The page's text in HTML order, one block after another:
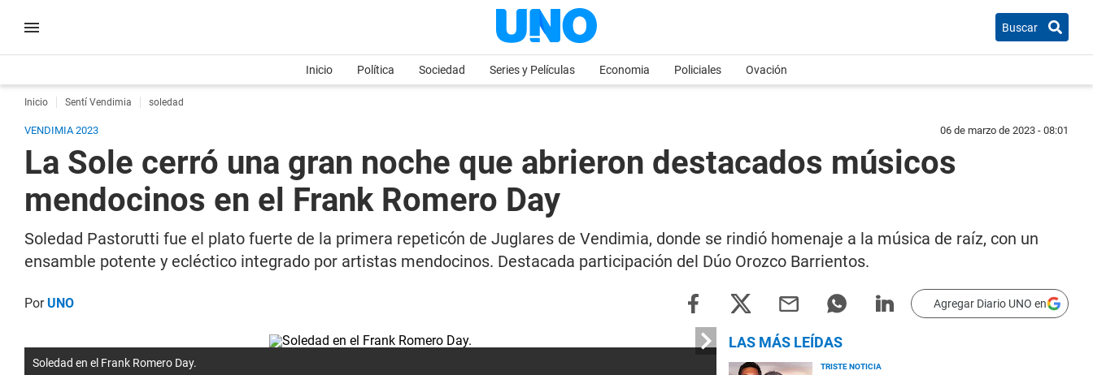
Buscar
Inicio Política Sociedad Series y Películas Economia Policiales Ovación
Inicio Sentí Vendimia soledad
VENDIMIA 2023 06 de marzo de 2023 - 08:01
La Sole cerró una gran noche que abrieron destacados músicos
mendocinos en el Frank Romero Day
Soledad Pastorutti fue el plato fuerte de la primera repeticón de Juglares de Vendimia, donde se rindió homenaje a la música de raíz, con un
ensamble potente y ecléctico integrado por artistas mendocinos. Destacada participación del Dúo Orozco Barrientos.
PorUNO Agregar Diario UNO en
Soledad en el Frank Romero Day.
LAS MÁS LEÍDAS
TRISTE NOTICIA